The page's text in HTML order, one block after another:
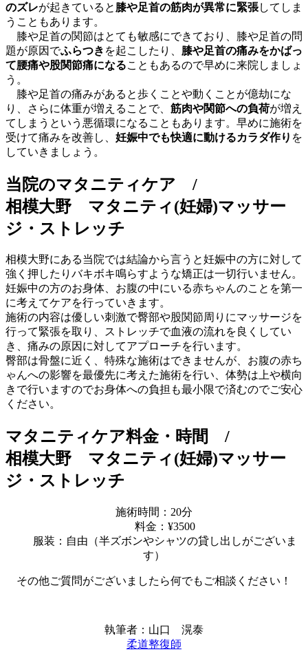
のズレが起きていると 膝や足首の筋肉が異常に緊張してしま
うこともあります。
膝や足首の関節はとても敏感にできており、膝や足首の問
題が原因でふらつき を起こしたり、 膝や足首の痛みをかばっ
て腰痛や股関節痛になることもあるので早めに来院しましょ
う。
膝や足首の痛みがあると歩くことや動くことが億劫にな
り、さらに体重が増えることで、 筋肉や関節への負荷が増え
てしまうという悪循環になることもあります。早めに施術を
受けて痛みを改善し、 妊娠中でも快適に動けるカラダ作り を
していきましょう。
当院のマタニティケア /
相模大野 マタニティ(妊婦)マッサー
ジ・ストレッチ
相模大野にある当院では結論から言うと妊娠中の方に対して
強く押したりバキボキ鳴らすような矯正は一切行いません。
妊娠中の方のお身体、お腹の中にいる赤ちゃんのことを第一
に考えてケアを行っていきます。
施術の内容は優しい刺激で臀部や股関節周りにマッサージを
行って緊張を取り、ストレッチで血液の流れを良くしてい
き、痛みの原因に対してアプローチを行います。
臀部は骨盤に近く、特殊な施術はできませんが、お腹の赤ち
ゃんへの影響を最優先に考えた施術を行い、体勢は上や横向
きで行いますのでお身体への負担も最小限で済むのでご安心
ください。
マタニティケア料金・時間 /
相模大野 マタニティ(妊婦)マッサー
ジ・ストレッチ
施術時間：20分
料金：¥3500
服装：自由（半ズボンやシャツの貸し出しがございま
す）
その他ご質問がございましたら何でもご相談ください！
執筆者：山口 滉泰
柔道整復師